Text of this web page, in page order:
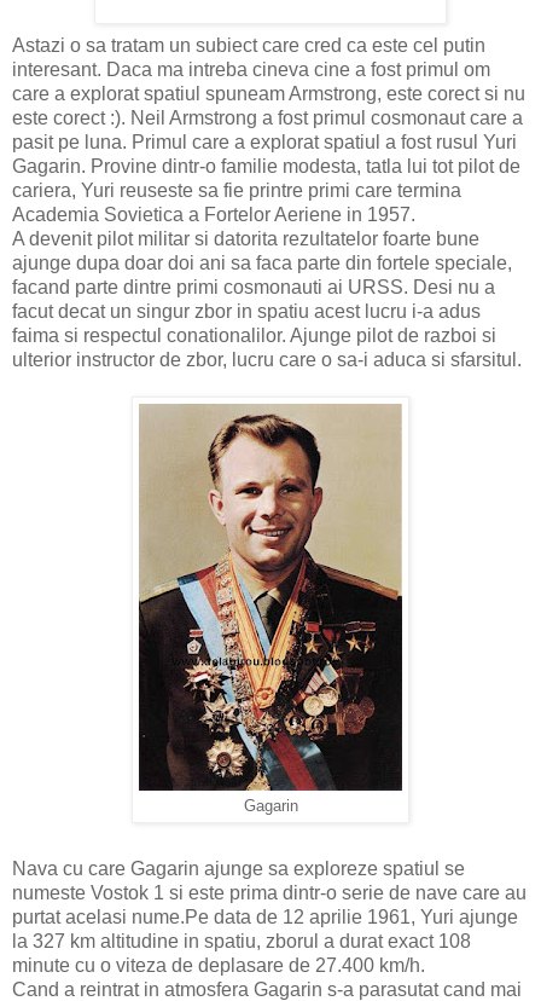
Astazi o sa tratam un subiect care cred ca este cel putin
interesant. Daca ma intreba cineva cine a fost primul om
care a explorat spatiul spuneam Armstrong, este corect si nu
este corect :). Neil Armstrong a fost primul cosmonaut care a
pasit pe luna. Primul care a explorat spatiul a fost rusul Yuri
Gagarin. Provine dintr-o familie modesta, tatla lui tot pilot de
cariera, Yuri reuseste sa fie printre primi care termina
Academia Sovietica a Fortelor Aeriene in 1957.
A devenit pilot militar si datorita rezultatelor foarte bune
ajunge dupa doar doi ani sa faca parte din fortele speciale,
facand parte dintre primi cosmonauti ai URSS. Desi nu a
facut decat un singur zbor in spatiu acest lucru i-a adus
faima si respectul conationalilor. Ajunge pilot de razboi si
ulterior instructor de zbor, lucru care o sa-i aduca si sfarsitul.
Gagarin
Nava cu care Gagarin ajunge sa exploreze spatiul se
numeste Vostok 1 si este prima dintr-o serie de nave care au
purtat acelasi nume.Pe data de 12 aprilie 1961, Yuri ajunge
la 327 km altitudine in spatiu, zborul a durat exact 108
minute cu o viteza de deplasare de 27.400 km/h.
Cand a reintrat in atmosfera Gagarin s-a parasutat cand mai